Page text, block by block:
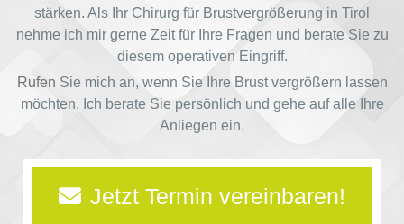
stärken. Als Ihr Chirurg für Brustvergrößerung in Tirol
nehme ich mir gerne Zeit für Ihre Fragen und berate Sie zu
diesem operativen Eingriff.
Rufen Sie mich an, wenn Sie Ihre Brust vergrößern lassen
möchten. Ich berate Sie persönlich und gehe auf alle Ihre
Anliegen ein.
Jetzt Termin vereinbaren!